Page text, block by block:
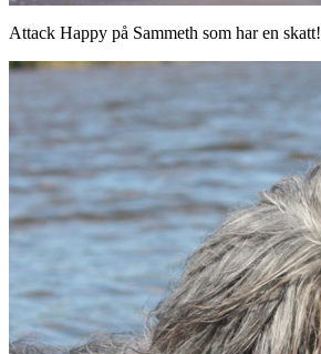
Attack Happy på Sammeth som har en skatt!